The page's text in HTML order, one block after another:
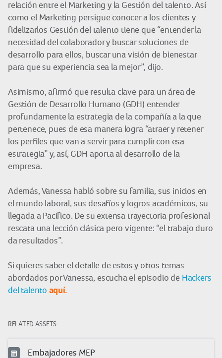
relación entre el Marketing y la Gestión del talento. Así
como el Marketing persigue conocer a los clientes y
fidelizarlos Gestión del talento tiene que “entender la
necesidad del colaborador y buscar soluciones de
desarrollo para ellos, buscar una visión de bienestar
para que su experiencia sea la mejor”, dijo.
Asimismo, afirmó que resulta clave para un área de
Gestión de Desarrollo Humano (GDH) entender
profundamente la estrategia de la compañía a la que
pertenece, pues de esa manera logra “atraer y retener
los perfiles que van a servir para cumplir con esa
estrategia” y, así, GDH aporta al desarrollo de la
empresa.
Además, Vanessa habló sobre su familia, sus inicios en
el mundo laboral, sus desafíos y logros académicos, su
llegada a Pacífico. De su extensa trayectoria profesional
rescata una lección clásica pero vigente: “el trabajo duro
da resultados”.
Si quieres saber el detalle de estos y otros temas
abordados por Vanessa, escucha el episodio de Hackers
del talento aquí.
RELATED ASSETS
Embajadores MEP